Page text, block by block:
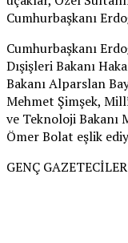
Cumhurbaşkanı
Cumhurbaşkanı
Dışişleri Bakanı
Bakanı Alparslan
Mehmet Şimşek,
ve Teknoloji Bakanı
Ömer Bolat eşlik
GENÇ